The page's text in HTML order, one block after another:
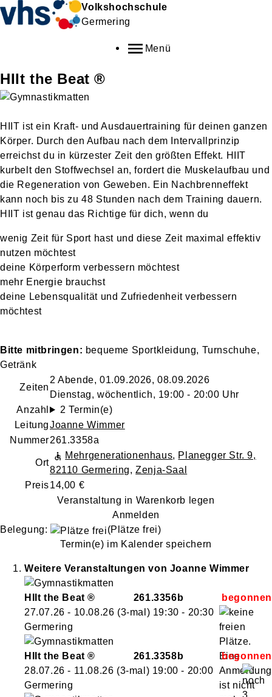
Volkshochschule
Germering
Menü
HIIt the Beat ®
HIIT ist ein Kraft- und Ausdauertraining für deinen ganzen
Körper. Durch den Aufbau nach dem Intervallprinzip
erreichst du in kürzester Zeit den größten Effekt. HIIT
kurbelt den Stoffwechsel an, fordert die Muskelaufbau und
die Regeneration von Geweben. Ein Nachbrenneffekt
kann noch bis zu 48 Stunden nach dem Training dauern.
HIIT ist genau das Richtige für dich, wenn du
wenig Zeit für Sport hast und diese Zeit maximal effektiv
nutzen möchtest
deine Körperform verbessern möchtest
mehr Energie brauchst
deine Lebensqualität und Zufriedenheit verbessern
möchtest
Bitte mitbringen: bequeme Sportkleidung, Turnschuhe,
Getränk
Zeiten
2 Abende, 01.09.2026, 08.09.2026
Dienstag, wöchentlich, 19:00 - 20:00 Uhr
Anzahl
2 Termin(e)
LeitungJoanne Wimmer
Nummer261.3358a
Ort
Mehrgenerationenhaus, Planegger Str. 9,
82110 Germering,Zenja-Saal
Preis14,00 €
Veranstaltung in Warenkorb legen
Anmelden
Belegung:
(Plätze frei)
Termin(e) im Kalender speichern
Weitere Veranstaltungen von JoanneWimmer
HIIt the Beat ®
261.3356b
27.07.26 - 10.08.26 (3-mal) 19:30 - 20:30
Germering
HIIt the Beat ®
261.3358b
28.07.26 - 11.08.26 (3-mal) 19:00 - 20:00
Germering